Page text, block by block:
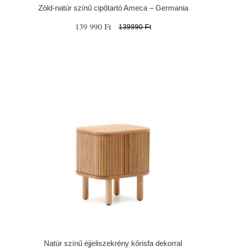
Zöld-natúr színű cipőtartó Ameca – Germania
139 990 Ft 139990 Ft
Natúr színű éjjeliszekrény kőrisfa dekorral